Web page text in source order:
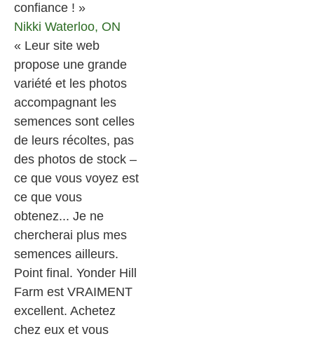
confiance ! »
Nikki Waterloo, ON
« Leur site web
propose une grande
variété et les photos
accompagnant les
semences sont celles
de leurs récoltes, pas
des photos de stock –
ce que vous voyez est
ce que vous
obtenez... Je ne
chercherai plus mes
semences ailleurs.
Point final. Yonder Hill
Farm est VRAIMENT
excellent. Achetez
chez eux et vous